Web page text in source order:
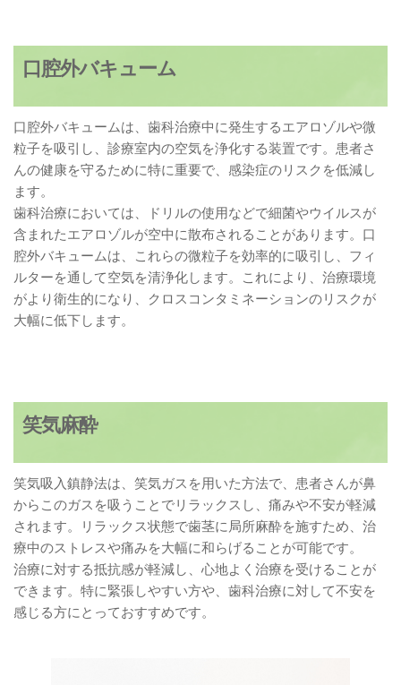
口腔外バキューム
口腔外バキュームは、歯科治療中に発生するエアロゾルや微
粒子を吸引し、診療室内の空気を浄化する装置です。患者さ
んの健康を守るために特に重要で、感染症のリスクを低減し
ます。
歯科治療においては、ドリルの使用などで細菌やウイルスが
含まれたエアロゾルが空中に散布されることがあります。口
腔外バキュームは、これらの微粒子を効率的に吸引し、フィ
ルターを通して空気を清浄化します。これにより、治療環境
がより衛生的になり、クロスコンタミネーションのリスクが
大幅に低下します。
笑気麻酔
笑気吸入鎮静法は、笑気ガスを用いた方法で、患者さんが鼻
からこのガスを吸うことでリラックスし、痛みや不安が軽減
されます。リラックス状態で歯茎に局所麻酔を施すため、治
療中のストレスや痛みを大幅に和らげることが可能です。
治療に対する抵抗感が軽減し、心地よく治療を受けることが
できます。特に緊張しやすい方や、歯科治療に対して不安を
感じる方にとっておすすめです。